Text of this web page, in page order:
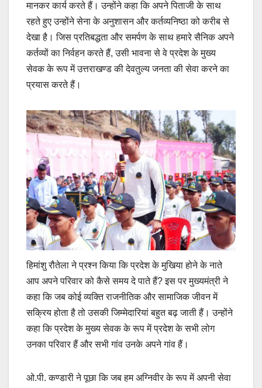
मानकर कार्य करते हैं। उन्होंने कहा कि अपने पिताजी के साथ
रहते हुए उन्होंने सेना के अनुशासन और कर्तव्यनिष्ठा को करीब से
देखा है। जिस प्रतिबद्धता और समर्पण के साथ हमारे सैनिक अपने
कर्तव्यों का निर्वहन करते हैं, उसी भावना से वे प्रदेश के मुख्य
सेवक के रूप में उत्तराखण्ड की देवतुल्य जनता की सेवा करने का
प्रयास करते हैं।
हिमांशु रौतेला ने प्रश्न किया कि प्रदेश के मुखिया होने के नाते
आप अपने परिवार को कैसे समय दे पाते हैं? इस पर मुख्यमंत्री ने
कहा कि जब कोई व्यक्ति राजनीतिक और सामाजिक जीवन में
सक्रिय होता है तो उसकी जिम्मेदारियां बहुत बढ़ जाती हैं। उन्होंने
कहा कि प्रदेश के मुख्य सेवक के रूप में प्रदेश के सभी लोग
उनका परिवार हैं और सभी गांव उनके अपने गांव हैं।
ओ.पी. कण्डारी ने पूछा कि जब हम अग्निवीर के रूप में अपनी सेवा